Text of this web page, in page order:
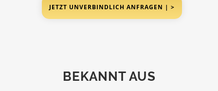
JETZT UNVERBINDLICH ANFRAGEN | >
BEKANNT AUS